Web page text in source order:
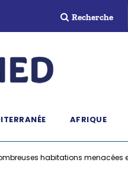
Recherche
AFRIQUE
habitations menacées